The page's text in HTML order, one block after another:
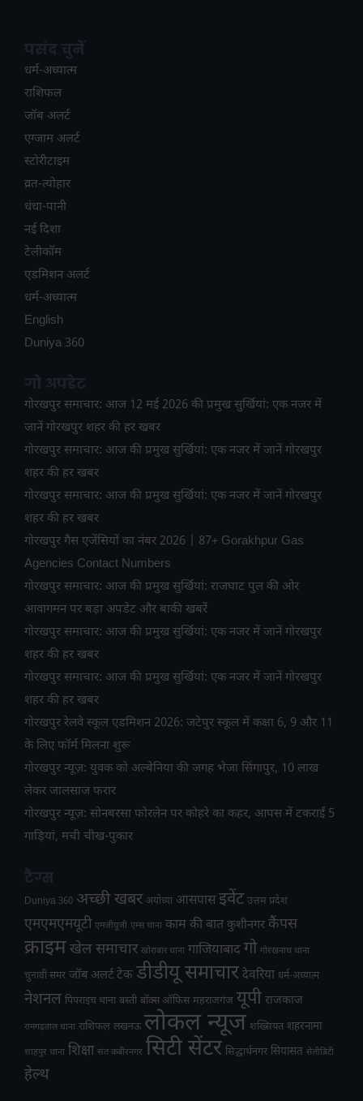
धर्म-अध्यात्म
राशिफल
जॉब अलर्ट
एग्जाम अलर्ट
स्टोरीटाइम
व्रत-त्योहार
धंधा-पानी
नई दिशा
टेलीकॉम
ए​डमिशन अलर्ट
धर्म-अध्यात्म
English
Duniya 360
गोरखपुर समाचार: आज 12 मई 2026 की प्रमुख सुर्खियां: एक नजर में
जानें गोरखपुर शहर की हर खबर
गोरखपुर समाचार: आज की प्रमुख सुर्खियां: एक नजर में जानें गोरखपुर
शहर की हर खबर
गोरखपुर समाचार: आज की प्रमुख सुर्खियां: एक नजर में जानें गोरखपुर
शहर की हर खबर
गोरखपुर गैस एजेंसियों का नंबर 2026 | 87+ Gorakhpur Gas
Agencies Contact Numbers
गोरखपुर समाचार: आज की प्रमुख सुर्खियां: राजघाट पुल की ओर
आवागमन पर बड़ा अपडेट और बाकी खबरें
गोरखपुर समाचार: आज की प्रमुख सुर्खियां: एक नजर में जानें गोरखपुर
शहर की हर खबर
गोरखपुर समाचार: आज की प्रमुख सुर्खियां: एक नजर में जानें गोरखपुर
शहर की हर खबर
गोरखपुर रेलवे स्कूल एडमिशन 2026: जटेपुर स्कूल में कक्षा 6, 9 और 11
के लिए फॉर्म मिलना शुरू
गोरखपुर न्यूज़: युवक को अल्बेनिया की जगह भेजा सिंगापुर, 10 लाख
लेकर जालसाज फरार
गोरखपुर न्यूज़: सोनबरसा फोरलेन पर कोहरे का कहर, आपस में टकराईं 5
गाड़ियां, मची चीख-पुकार
Duniya 360 अच्छी खबर अयोध्या आसपास इवेंट उत्तम प्रदेश
एमएमएमयूटी एमजीयूजी एम्स थाना काम की बात कुशीनगर कैंपस
क्राइमखेल समाचार खोराबार थाना गाजियाबादगो गोरखनाथ थाना
चुनावी समर जॉब अलर्ट टेक डीडीयू समाचार देवरिया धर्म-अध्यात्म
नेशनल पिपराइच थाना बस्ती बॉक्स ऑफिस महराजगंज यूपी राजकाज
रामगढ़ताल थाना राशिफल लखनऊ लोकल न्यूज शख्सियत शहरनामा
शाहपुर थाना शिक्षा संत कबीरनगर सिटी सेंटर सिद्धार्थनगर सियासत सेलीब्रिटी
हेल्थ